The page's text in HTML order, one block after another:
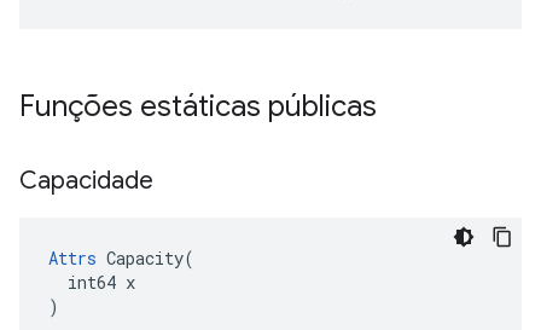
Funções estáticas públicas
Capacidade
Attrs Capacity(
  int64 x
)